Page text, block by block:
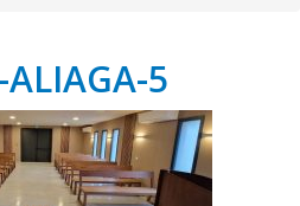
ALIAGA-5